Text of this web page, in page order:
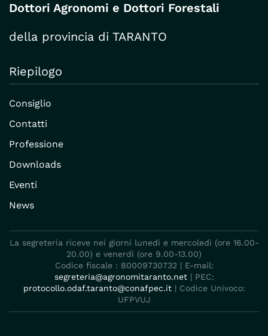
Dottori Agronomi e Dottori Forestali
della provincia di TARANTO
Riepilogo
Consiglio
Contatti
Professione
Downloads
Eventi
News
La segreteria riceve nei giorni lunedì e mercoledì (ore 16.00-
20.00) e venerdì (ore 9.00-13.00)
Codice fiscale : 80009730732 | E-mail:
segreteria@agronomitaranto.net| PEC:
protocollo.odaf.taranto@conafpec.it| Codice Univoco:
UFPVUJ